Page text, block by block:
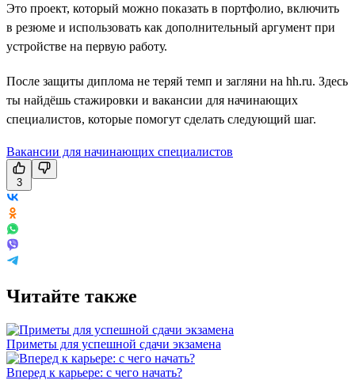
Это проект, который можно показать в портфолио, включить
в резюме и использовать как дополнительный аргумент при
устройстве на первую работу.
После защиты диплома не теряй темп и загляни на hh.ru. Здесь
ты найдёшь стажировки и вакансии для начинающих
специалистов, которые помогут сделать следующий шаг.
Вакансии для начинающих специалистов
3
Читайте также
Приметы для успешной сдачи экзамена
Вперед к карьере: с чего начать?